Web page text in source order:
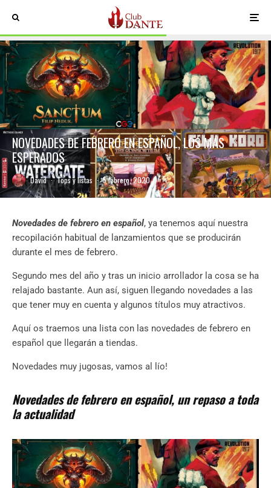
NOVEDADES DE FEBRERO EN ESPAÑOL, LOS MÁS
ESPERADOS
David · Tops y listas · 5 febrero, 2020
Novedades de febrero en español, ya tenemos aquí nuestra
recopilación habitual de lanzamientos que se producirán
durante el mes de febrero.
Segundo mes del año y tras un inicio arrollador la cosa se ha
relajado bastante. Aun así, siguen llegando novedades a las
que tener muy en cuenta y algunos títulos muy atractivos.
Aquí os traemos una lista con las novedades de febrero en
español que llegarán a tiendas.
Novedades muy jugosas, vamos al lío!
Novedades de febrero en español, un repaso a toda
la actualidad